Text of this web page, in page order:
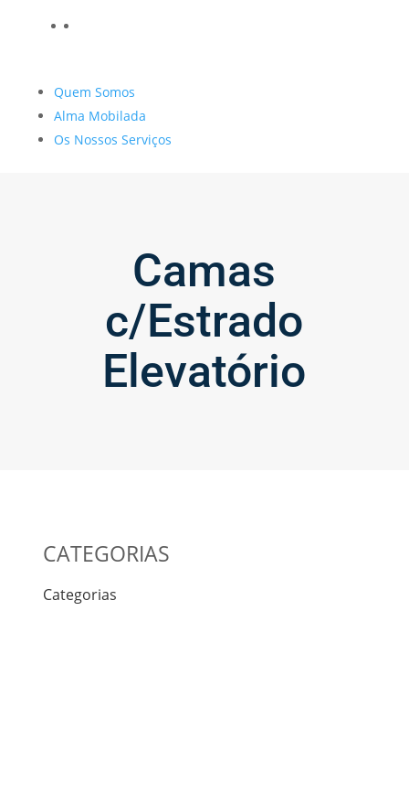
Quem Somos
Alma Mobilada
Os Nossos Serviços
Camas
c/Estrado
Elevatório
CATEGORIAS
Categorias